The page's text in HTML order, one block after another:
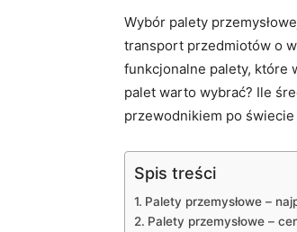
Wybór palety
transport przedmiotów o
funkcjonalne palety, które
palet warto wybrać? Ile
przewodnikiem po świecie
Spis treści
Palety przemysłowe –
Palety przemysłowe –